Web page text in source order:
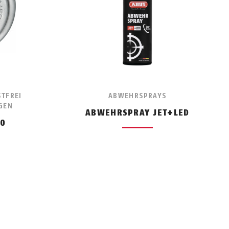
ABWEHRSPRAYS
ABWEHRSPRAY JET+LED